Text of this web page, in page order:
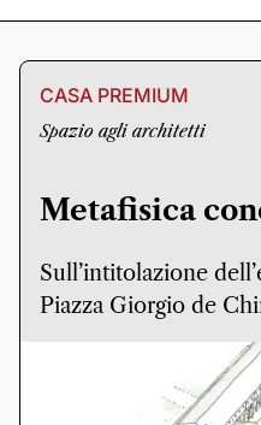
CASA PREMIUM
Spazio agli architetti
Metafisica
Sull’intitolazione
Piazza Giorgio de